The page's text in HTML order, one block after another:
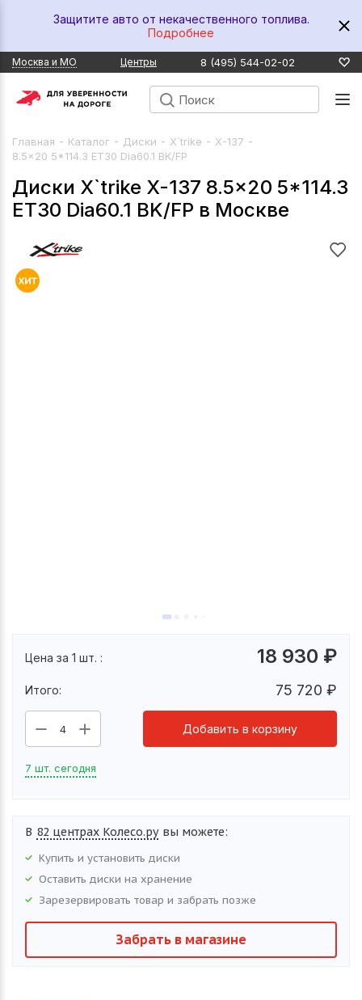
Защитите авто от некачественного топлива.
Подробнее
Москва и МО Центры 8 (495) 544-02-02
Главная - Каталог - Диски - X`trike - X-137 -
8.5x20 5*114.3 ET30 Dia60.1 BK/FP
Диски X`trike X-137 8.5x20 5*114.3
ET30 Dia60.1 BK/FP в Москве
Цена за 1 шт. : 18 930 ₽
Итого: 75 720 ₽
4 Добавить в корзину
7 шт. сегодня
В 82 центрах Колесо.ру вы можете:
Купить и установить диски
Оставить диски на хранение
Зарезервировать товар и забрать позже
Забрать в магазине